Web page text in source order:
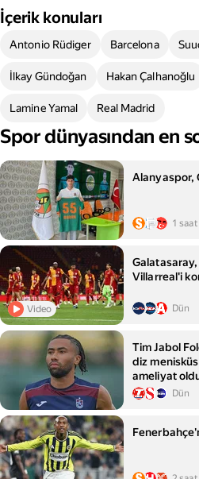
İçerik konuları
Antonio Rüdiger Barcelona
İlkay Gündoğan Hakan Çalhanoğlu
Lamine Yamal Real Madrid
Spor dünyasından en
Alanyaspor,
1
Video
Galatasaray,
Villarreal'i
Dün
Tim Jabol
diz
ameliyat
Dün